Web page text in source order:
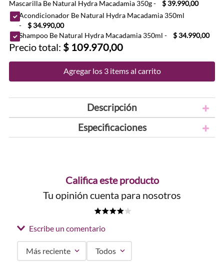
Mascarilla Be Natural Hydra Macadamia 350g-
$ 39.990,00
Acondicionador Be Natural Hydra Macadamia 350ml
-
$ 34.990,00
Shampoo Be Natural Hydra Macadamia 350ml - $ 34.990,00
Precio total: $ 109.970,00
Agregar los 3 items al carrito
Descripción
Especificaciones
Califica este producto
Tu opinión cuenta para nosotros
Escribe un comentario
Más reciente Todos